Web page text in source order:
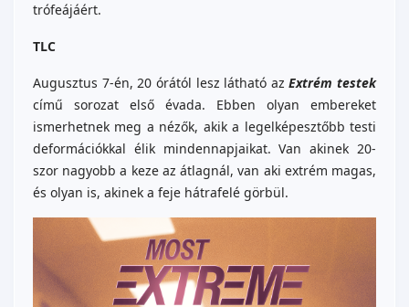
trófeájáért.
TLC
Augusztus 7-én, 20 órától lesz látható azExtrém testek
című sorozat első évada. Ebben olyan embereket
ismerhetnek meg a nézők, akik a legelképesztőbb testi
deformációkkal élik mindennapjaikat. Van akinek 20-
szor nagyobb a keze az átlagnál, van aki extrém magas,
és olyan is, akinek a feje hátrafelé görbül.